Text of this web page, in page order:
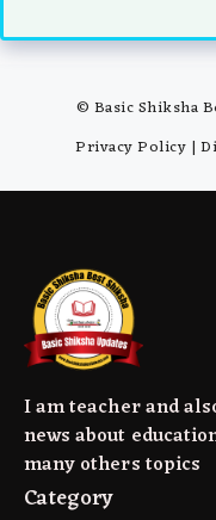
© Basic Shiksha
Privacy Policy |
I am teacher and
news about
many others topics
Category